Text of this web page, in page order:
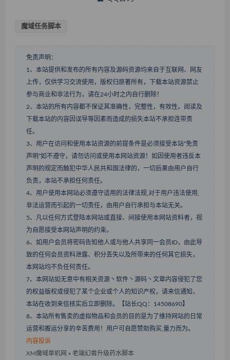
魔域任务脚本
免责声明：
1、本站提供和发布的所有内容及源码资源均来自于互联网、网友
上传，仅供学习交流使用，版权归原著所有，下载本站资源禁止
参与商业和非法行为，请在24小时之内自行删除！
2、本站的所有内容都不保证其准确性，完整性，有效性。阅读及
下载本站的内容因误导等因素而造成的损失本站不承担连带责
任。
3、用户在访问和使用本站资源的前提条件是必须接受本站“免责
声明”如不遵守，请勿访问或使用本网站资源！如因使用者违反本
声明的规定而触犯中华人民共和国法律的，一切后果由用户自行
负责，本站不承担任何责任。
4、用户使用本网站必须遵守适用的法律法规,对于用户违法使用,
非法运营而引起的一切责任，由用户自行承担与本站无关。
5、凡以任何方式登陆本网站或直接、间接使用本网站资料者，视
为自愿接受本网站声明的约束。
6、如用户会员将密码告知他人或与他人共享同一会员ID，由此导
致的任何会员资料泄露、积分丢失以及所带来的任何其它损失，
本网站均不负任何责任。
7、本网站如无意中有相关资源丶软件丶源码丶文章内容侵犯了您
的权益版权或侵犯了某个企业或个人的知识产权，请来信通知，
本站在收到来信核实后立即删除。【站长QQ：14508690】
8、本站所有售卖的虚拟物品和会员的目的是为了维持网站的日常
运营和搬运分享的辛苦费用！用户可自愿赞助购买,量力而为。
内容投诉
XM魔域单机网 » 老端幻兽升级药水脚本